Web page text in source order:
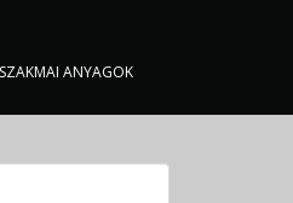
SZAKMAI ANYAGOK